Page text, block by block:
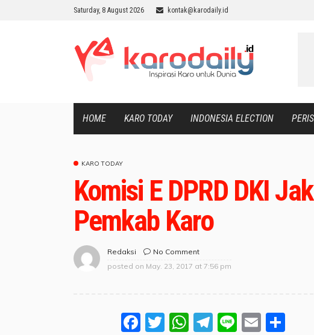
Saturday, 8 August 2026 kontak@karodaily.id
HOME KARO TODAY INDONESIA ELECTION
KARO TODAY
Komisi E DPRD DKI
Pemkab Karo
Redaksi
No Comment
posted on May. 23, 2017 at 7:56 pm
Facebook
Twitter
WhatsApp
Telegram
LineEmail